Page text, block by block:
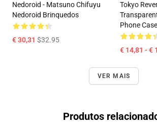
Nedoroid - Matsuno Chifuyu
Nedoroid Brinquedos
€ 30,31 $32.95
Tokyo
Phone Case
€ 14,81 - €
VER MAIS
Produtos